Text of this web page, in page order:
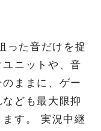
った音だけを捉
ニットや、音
ままに、ゲー
ども最大限抑
す。 実況中継